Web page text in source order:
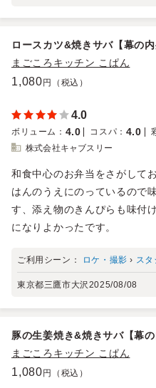
ロースカツ&焼きサバ【幕の内
まごころキッチン こぱん
1,080円（税込）
4.0
ボリューム ： 4.0 コスパ ： 4.0
株式会社キャブスリー
和食中心のお弁当をさがして
はんのうえにのっているので
す、添え物のきんぴらも味付
になりよかったです。
ご利用シーン： ロケ・撮影 › ス
東京都三鷹市大沢2025/08/08
豚の生姜焼き&焼きサバ【幕の
まごころキッチン こぱん
1,080円（税込）